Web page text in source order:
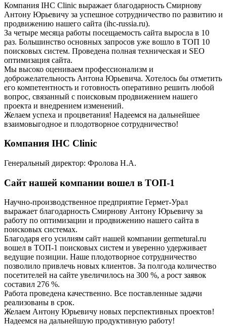
Компания IHC Clinic выражает благодарность Смирнову
Антону Юрьевичу за успешное сотрудничество по развитию и
продвижению нашего сайта (ihc-russia.ru).
За четыре месяца работы посещаемость сайта выросла в 10
раз. Большинство основных запросов уже вошло в ТОП 10
поисковых систем. Проведена полная техническая и SEO
оптимизация сайта.
Мы высоко оцениваем профессионализм и
доброжелательность Антона Юрьевича. Хотелось бы отметить
его компетентность и готовность оперативно решить любой
вопрос, связанный с поисковым продвижением нашего
проекта и внедрением изменений.
Желаем успеха и процветания! Надеемся на дальнейшее
взаимовыгодное и плодотворное сотрудничество!
Компания IHC Clinic
Генеральный директор: Фролова Н.А.
Сайт нашей компании вошел в ТОП-1
Научно-производственное предприятие Гермет-Урал
выражает благодарность Смирнову Антону Юрьевичу за
работу по оптимизации и продвижению нашего сайта в
поисковых системах.
Благодаря его усилиям сайт нашей компании germetural.ru
вошел в ТОП-1 поисковых систем и уверенно удерживает
ведущие позиции. Наше плодотворное сотрудничество
позволило привлечь новых клиентов. За полгода количество
посетителей на сайте увеличилось на 300 %, а рост заявок
составил 276 %.
Работа проведена качественно. Все поставленные задачи
реализованы в срок.
Желаем Антону Юрьевичу новых перспективных проектов!
Надеемся на дальнейшую продуктивную работу!